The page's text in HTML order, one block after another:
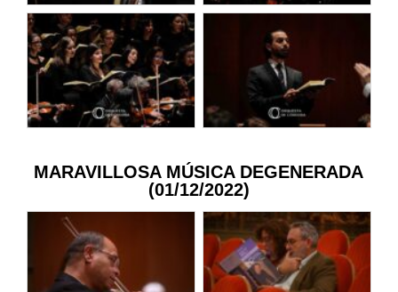
MARAVILLOSA MÚSICA DEGENERADA
(01/12/2022)